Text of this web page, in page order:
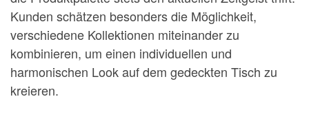
Kunden schätzen besonders die Möglichkeit,
verschiedene Kollektionen miteinander zu
kombinieren, um einen individuellen und
harmonischen Look auf dem gedeckten Tisch zu
kreieren.